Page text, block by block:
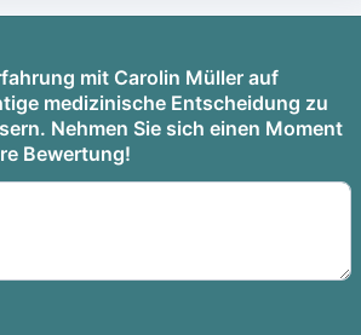
mit Carolin Müller auf
medizinische Entscheidung zu
Nehmen Sie sich einen Moment
Bewertung!